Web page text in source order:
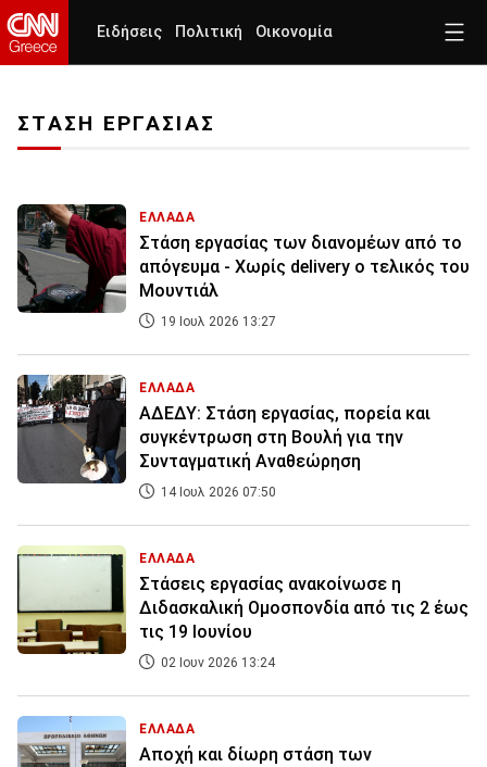
Ειδήσεις Πολιτική Οικονομία
ΣΤΑΣΗ ΕΡΓΑΣΙΑΣ
ΕΛΛΑΔΑ
Στάση εργασίας των διανομέων από το
απόγευμα - Χωρίς delivery ο τελικός του
Μουντιάλ
19 Ιουλ 2026 13:27
ΕΛΛΑΔΑ
ΑΔΕΔΥ: Στάση εργασίας, πορεία και
συγκέντρωση στη Βουλή για την
Συνταγματική Αναθεώρηση
14 Ιουλ 2026 07:50
ΕΛΛΑΔΑ
Στάσεις εργασίας ανακοίνωσε η
Διδασκαλική Ομοσπονδία από τις 2 έως
τις 19 Ιουνίου
02 Ιουν 2026 13:24
ΕΛΛΑΔΑ
Αποχή και δίωρη στάση των